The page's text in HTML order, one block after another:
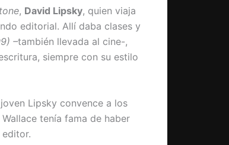
, David Lipsky, quien viaja
editorial. Allí daba clases y
–también llevada al cine-,
siempre con su estilo
Lipsky convence a los
tenía fama de haber